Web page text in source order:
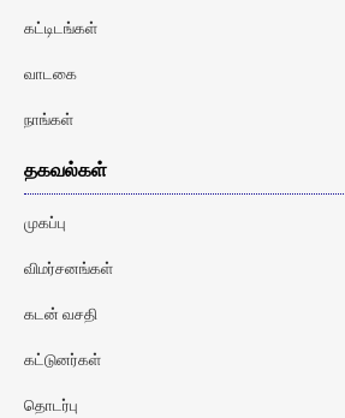
கட்டிடங்கள்
வாடகை
நாங்கள்
தகவல்கள்
முகப்பு
விமர்சனங்கள்
கடன் வசதி
கட்டுனர்கள்
தொடர்பு